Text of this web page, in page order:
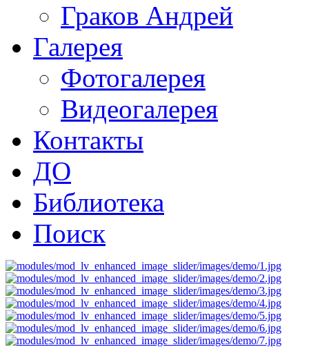
Граков Андрей
Галерея
Фотогалерея
Видеогалерея
Контакты
ДО
Библиотека
Поиск